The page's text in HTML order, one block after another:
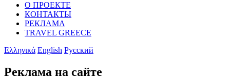
О ПРОЕКТЕ
КОНТАКТЫ
РЕКЛАМА
TRAVEL GREECE
Ελληνικά English Русский
Реклама на сайте